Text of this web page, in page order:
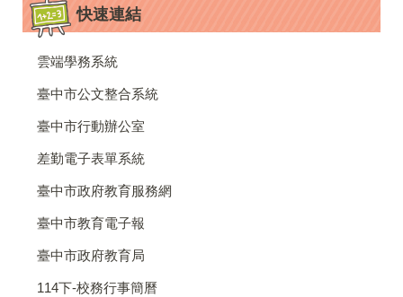
快速連結
雲端學務系統
臺中市公文整合系統
臺中市行動辦公室
差勤電子表單系統
臺中市政府教育服務網
臺中市教育電子報
臺中市政府教育局
114下-校務行事簡曆